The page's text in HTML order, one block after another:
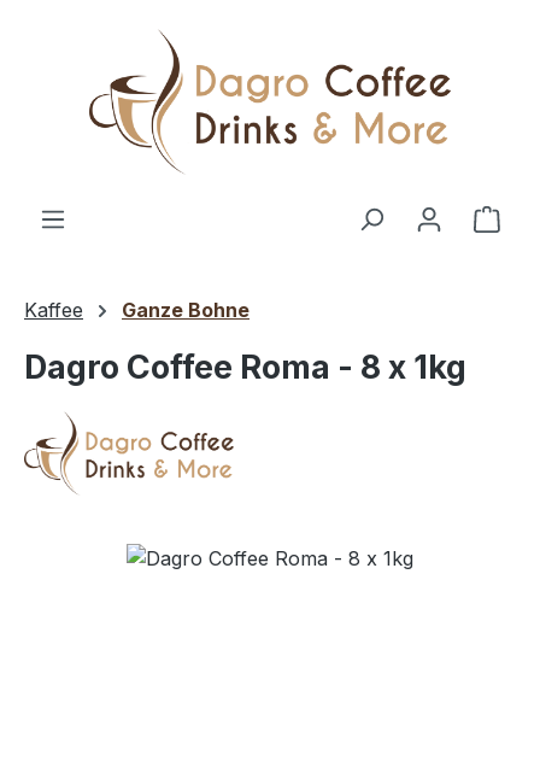
Zum Hauptinhalt springen
Kaffee Ganze Bohne
Dagro Coffee Roma - 8 x 1kg
Bildergalerie überspringen